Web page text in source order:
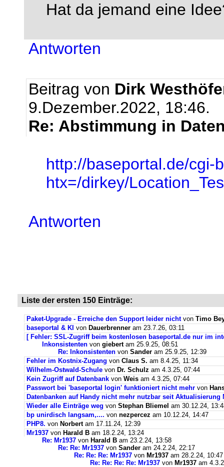
Hat da jemand eine
Antworten
Beitrag von Dirk
9.Dezember.2022, 18:46.
Re: Abstimmung in
http://baseportal.de/cgi-
htx=/dirkey/
Antworten
Liste der ersten 150 Einträge:
Paket-Upgrade - Erreiche den Support leider nichtvon Timo
baseportal & KI von Dauerbrenner am 23.7.26, 03:11
[ Fehler: SSL-Zugriff beim kostenlosen baseportal.de nur im
Inkonsistenten von giebertam 25.9.25, 08:51
Re: Inkonsistenten von Sander am 25.9.25, 12:39
Fehler im Kostnix-Zugang von Claus S. am 8.4.25, 11:34
Wilhelm-Ostwald-Schule von Dr. Schulz am 4.3.25, 07:44
Kein Zugriff auf Datenbank von Weis am 4.3.25, 07:44
Passwort bei 'baseportal login' funktioniert nicht mehr von
Datenbanken auf Handy nicht mehr nutzbar seit Aktualisierung
Wieder alle Einträge weg von Stephan Bliemel am 30.12.24,
bp unirdisch langsam,.... von nezpercez am 10.12.24, 14:47
PHP8. von Norbertam 17.11.24, 12:39
Mr1937 von Harald B am 18.2.24, 13:24
Re: Mr1937 von Harald B am 23.2.24, 13:58
Re: Re: Mr1937 von Sander am 24.2.24, 22:17
Re: Re: Re: Mr1937 von Mr1937 am 28.2.24, 10:47
Re: Re: Re: Re: Mr1937 von Mr1937 am